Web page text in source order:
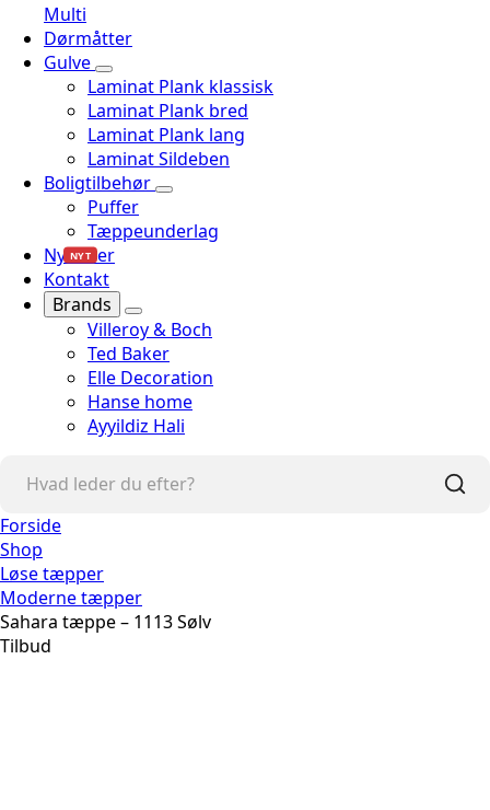
Multi
Dørmåtter
Gulve
Laminat Plank klassisk
Laminat Plank bred
Laminat Plank lang
Laminat Sildeben
Boligtilbehør
Puffer
Tæppeunderlag
Nyheder
NYT
Kontakt
Brands
Villeroy & Boch
Ted Baker
Elle Decoration
Hanse home
Ayyildiz Hali
Forside
Shop
Løse tæpper
Moderne tæpper
Sahara tæppe – 1113 Sølv
Tilbud